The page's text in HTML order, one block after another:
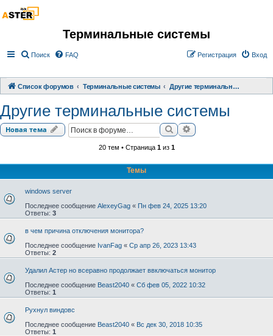
Терминальные системы
Поиск FAQ Вход
Регистрация
Список форумов Терминальные системы Другие терминальные системы
Другие терминальные системы
Новая тема ПоискРасширенный поиск
20 тем • Страница 1из 1
Темы
windows server
Последнее сообщение AlexeyGag « Пн фев 24, 2025 13:20
Ответы: 3
в чем причина отключения монитора?
Последнее сообщение IvanFag « Ср апр 26, 2023 13:43
Ответы: 2
Удалил Астер но всеравно продолжает ввключаться монитор
Последнее сообщение Beast2040 « Сб фев 05, 2022 10:32
Ответы: 1
Рухнул виндовс
Последнее сообщение Beast2040 « Вс дек 30, 2018 10:35
Ответы: 1